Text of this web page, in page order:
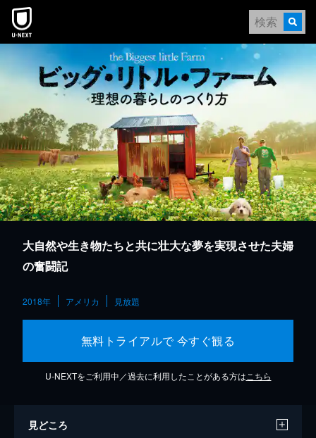
本文へスキップ
大自然や生き物たちと共に壮大な夢を実現させた夫婦
の奮闘記
2018年 アメリカ 見放題
無料トライアルで 今すぐ観る
U-NEXTをご利用中／過去に利用したことがある方は こちら
見どころ